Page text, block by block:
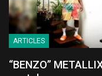
ARTICLES
“BENZO”